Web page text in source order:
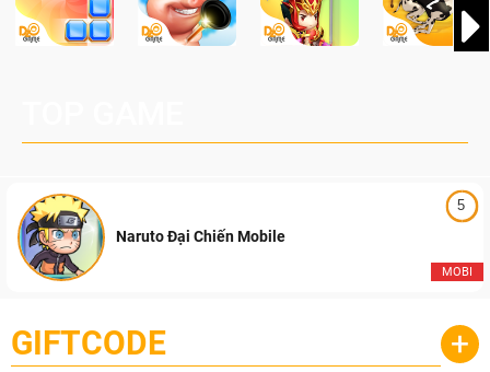
5
MOBI
Naruto Đại Chiến Mobile
GIFTCODE +